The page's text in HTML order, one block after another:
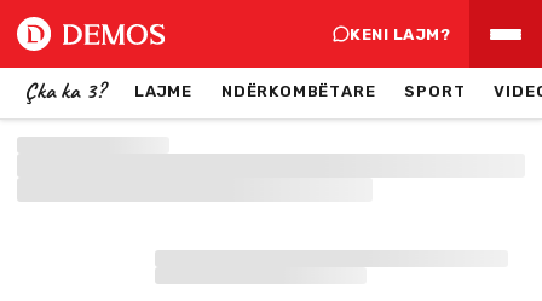
KENI LAJM?
Çka ka 3? LAJME NDËRKOMBËTARE SPORT